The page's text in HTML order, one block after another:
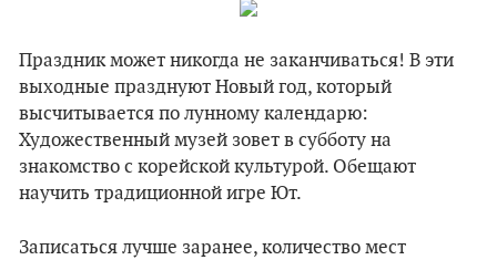
Праздник может никогда не заканчиваться! В эти
выходные празднуют Новый год, который
высчитывается по лунному календарю:
Художественный музей зовет в субботу на
знакомство с корейской культурой. Обещают
научить традиционной игре Ют.
Записаться лучше заранее, количество мест